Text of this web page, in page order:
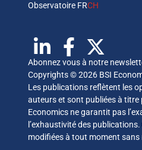
Observatoire FRCH
Abonnez vous à notre
Copyrights © 2026 BSI
Les publications reflètent les
auteurs et sont publiées à
Economics ne garantit pas
l’exhaustivité des
modifiées à tout moment